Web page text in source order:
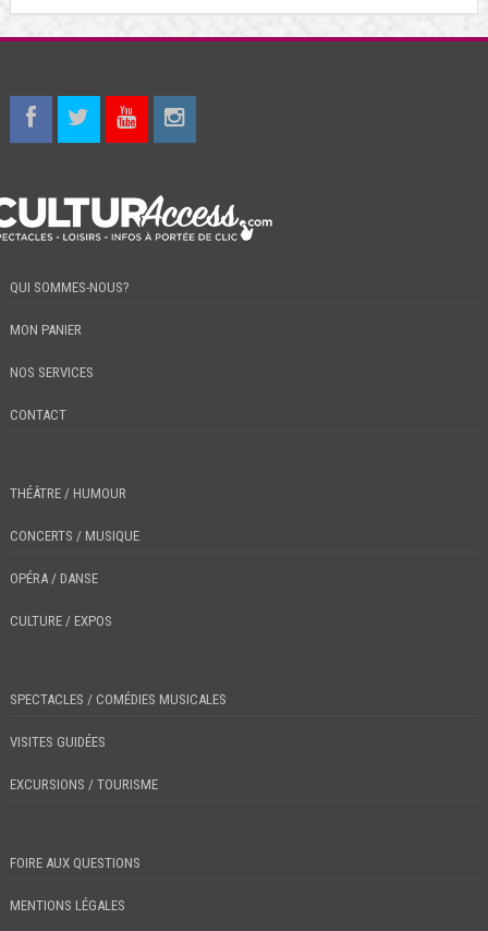
QUI SOMMES-NOUS?
MON PANIER
NOS SERVICES
CONTACT
THÉÂTRE / HUMOUR
CONCERTS / MUSIQUE
OPÉRA / DANSE
CULTURE / EXPOS
SPECTACLES / COMÉDIES MUSICALES
VISITES GUIDÉES
EXCURSIONS / TOURISME
FOIRE AUX QUESTIONS
MENTIONS LÉGALES